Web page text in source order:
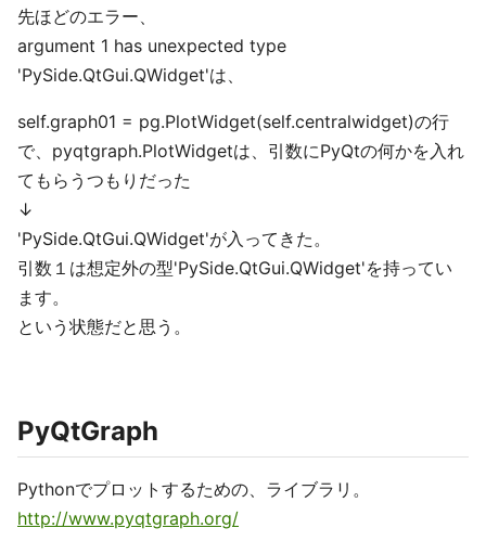
先ほどのエラー、
argument 1 has unexpected type
'PySide.QtGui.QWidget'は、
self.graph01 = pg.PlotWidget(self.centralwidget)の行
で、pyqtgraph.PlotWidgetは、引数にPyQtの何かを入れ
てもらうつもりだった
↓
'PySide.QtGui.QWidget'が入ってきた。
引数１は想定外の型'PySide.QtGui.QWidget'を持ってい
ます。
という状態だと思う。
PyQtGraph
Pythonでプロットするための、ライブラリ。
http://www.pyqtgraph.org/